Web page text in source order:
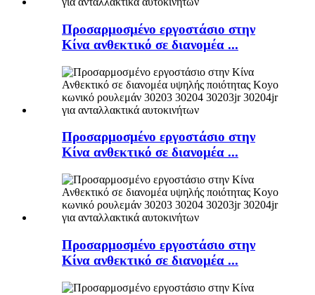
Προσαρμοσμένο εργοστάσιο στην
Κίνα ανθεκτικό σε διανομέα ...
Προσαρμοσμένο εργοστάσιο στην
Κίνα ανθεκτικό σε διανομέα ...
Προσαρμοσμένο εργοστάσιο στην
Κίνα ανθεκτικό σε διανομέα ...